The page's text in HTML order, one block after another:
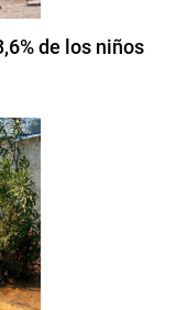
de los niños